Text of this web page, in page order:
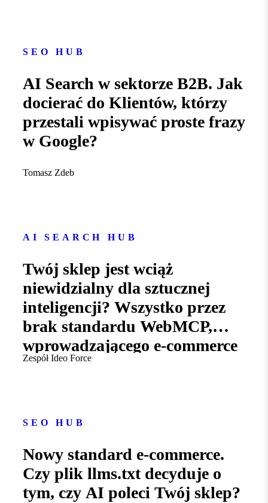
SEO HUB
AI Search w sektorze B2B. Jak
docierać do Klientów, którzy
przestali wpisywać proste frazy
w Google?
Tomasz Zdeb
AI SEARCH HUB
Twój sklep jest wciąż
niewidzialny dla sztucznej
inteligencji? Wszystko przez
brak standardu WebMCP,
wprowadzającego e-commerce
w erę AI Search
Zespół Ideo Force
SEO HUB
Nowy standard e-commerce.
Czy plik llms.txt decyduje o
tym, czy AI poleci Twój sklep?